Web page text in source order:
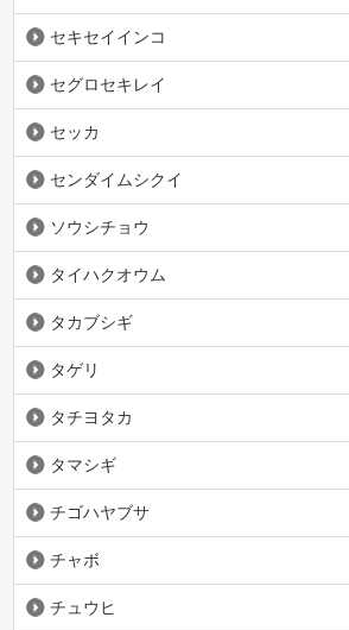
セキセイインコ
セグロセキレイ
セッカ
センダイムシクイ
ソウシチョウ
タイハクオウム
タカブシギ
タゲリ
タチヨタカ
タマシギ
チゴハヤブサ
チャボ
チュウヒ